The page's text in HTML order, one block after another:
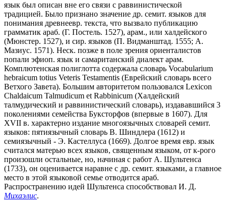
язык был описан вне его связи с раввинистической
традицией. Было признано значение др. семит. языков для
понимания древнеевр. текста, что вызвало публикацию
грамматик араб. (Г. Постель. 1527), арам., или халдейского
(Мюнстер. 1527), и сир. языков (П. Видманштад. 1555; А.
Мазиус. 1571). Неск. позже в поле зрения ориенталистов
попали эфиоп. язык и самаританский диалект арам.
Комплютенская полиглотта содержала словарь Vocabularium
hebraicum totius Veteris Testamentis (Еврейский словарь всего
Ветхого Завета). Большим авторитетом пользовался Lexicon
Chaldaicum Talmudicum et Rabbinicum (Халдейский
талмудический и раввинистический словарь), издававшийся 3
поколениями семейства Буксторфов (впервые в 1607). Для
XVII в. характерно издание многоязычных словарей семит.
языков: пятиязычный словарь В. Шиндлера (1612) и
семиязычный - Э. Кастеллуса (1669). Долгое время евр. язык
считался матерью всех языков, священным языком, от к-рого
произошли остальные, но, начиная с работ А. Шультенса
(1733), он оценивается наравне с др. семит. языками, а главное
место в этой языковой семье отводится араб.
Распространению идей Шультенса способствовал И. Д.
Михаэлис.